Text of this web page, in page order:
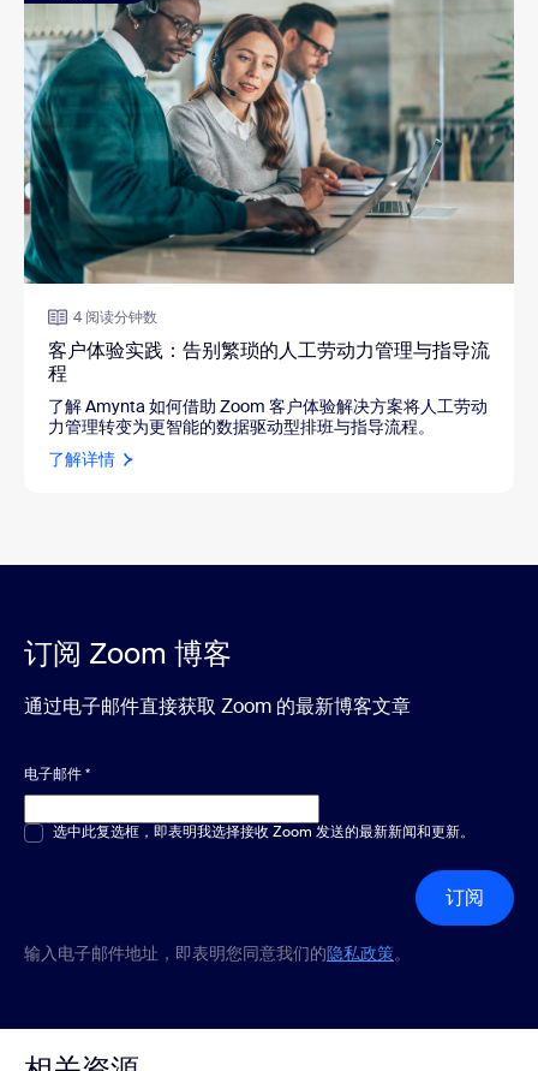
4 阅读分钟数
客户体验实践：告别繁琐的人工劳动力管理与指导流
程
了解 Amynta 如何借助 Zoom 客户体验解决方案将人工劳动
力管理转变为更智能的数据驱动型排班与指导流程。
了解详情
订阅 Zoom 博客
通过电子邮件直接获取 Zoom 的最新博客文章
电子邮件*
多选或单选*
选中此复选框，即表明我选择接收 Zoom 发送的最新新闻和更新。
订阅
输入电子邮件地址，即表明您同意我们的隐私政策。